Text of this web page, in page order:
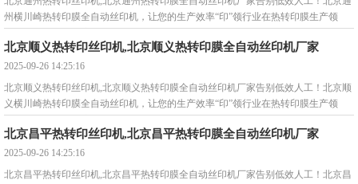
州横川崎热转印膜全自动丝印机，让您的生产效率“印”领行业在热转印膜生产领
北京顺义热转印丝印机,北京顺义热转印膜全自动丝印机厂家
2025-09-26 14:25:16
北京顺义热转印丝印机,北京顺义热转印膜全自动丝印机厂家告别低效人工！北京顺
义横川崎热转印膜全自动丝印机，让您的生产效率“印”领行业在热转印膜生产领
北京昌平热转印丝印机,北京昌平热转印膜全自动丝印机厂家
2025-09-26 14:25:16
北京昌平热转印丝印机,北京昌平热转印膜全自动丝印机厂家告别低效人工！北京昌